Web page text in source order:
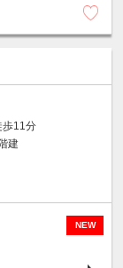
歩11分
建
NEW